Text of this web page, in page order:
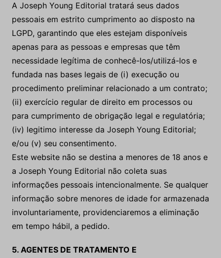
A Joseph Young Editorial tratará seus dados
pessoais em estrito cumprimento ao disposto na
LGPD, garantindo que eles estejam disponíveis
apenas para as pessoas e empresas que têm
necessidade legítima de conhecê-los/utilizá-los e
fundada nas bases legais de (i) execução ou
procedimento preliminar relacionado a um contrato;
(ii) exercício regular de direito em processos ou
para cumprimento de obrigação legal e regulatória;
(iv) legitimo interesse da Joseph Young Editorial;
e/ou (v) seu consentimento.
Este website não se destina a menores de 18 anos e
a Joseph Young Editorial não coleta suas
informações pessoais intencionalmente. Se qualquer
informação sobre menores de idade for armazenada
involuntariamente, providenciaremos a eliminação
em tempo hábil, a pedido.
5. AGENTES DE TRATAMENTO E